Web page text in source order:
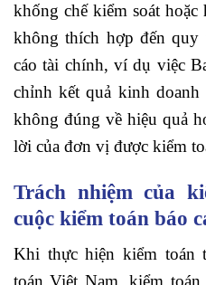
khống chế kiểm soát
không thích hợp đến
cáo tài chính, ví dụ việc
chỉnh kết quả kinh doanh
không đúng về hiệu quả
lời của đơn vị được kiểm
Trách nhiệm của
cuộc kiểm toán báo
Khi thực hiện kiểm toán
toán Việt Nam, kiểm